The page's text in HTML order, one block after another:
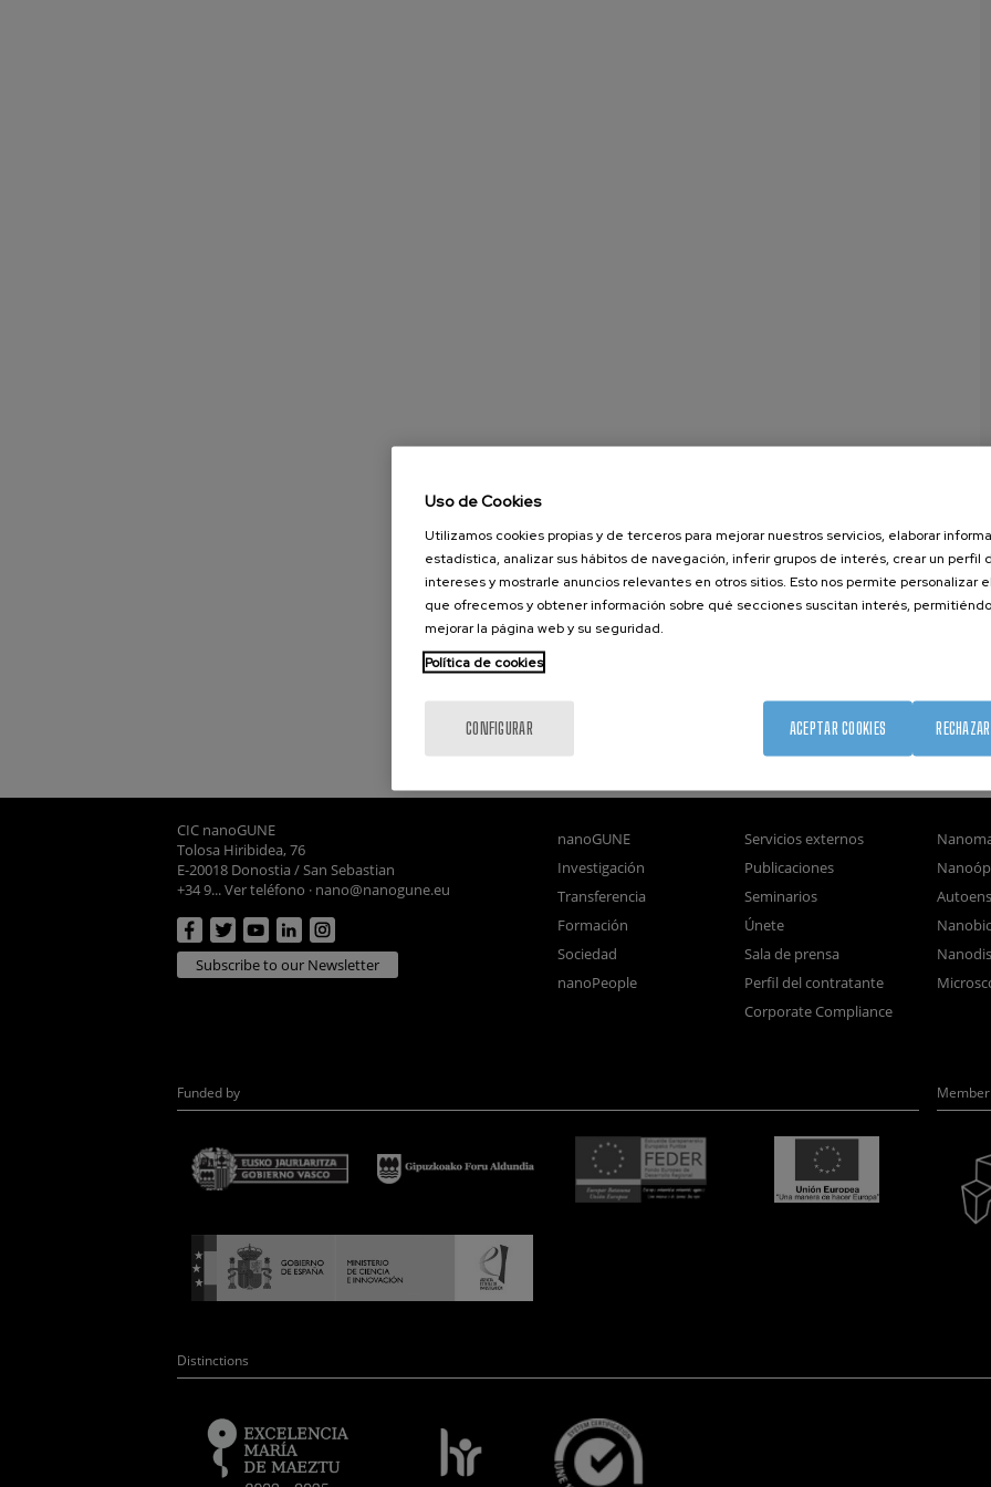
CIC nanoGUNE
Tolosa Hiribidea, 76
E-20018 Donostia / San Sebastian
+34 9... Ver teléfono · nano@nanogune.eu
Subscribe to our Newsletter
nanoGUNE
Investigación
Transferencia
Formación
Sociedad
nanoPeople
Servicios externos
Publicaciones
Seminarios
Únete
Sala de prensa
Perfil del contratante
Corporate Compliance
Funded by
Distinctions
Uso de Cookies
Utilizamos cookies propias y de terceros para mejorar nuestros servicios, elaborar
estadística, analizar sus hábitos de navegación, inferir grupos de interés, crear un perfil
intereses y mostrarle anuncios relevantes en otros sitios. Esto nos permite personalizar
que ofrecemos y obtener información sobre qué secciones suscitan interés,
mejorar la página web y su seguridad.
Política de cookies
CONFIGURAR ACEPTAR COOKIES